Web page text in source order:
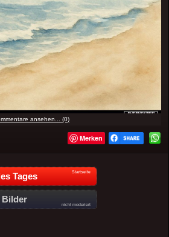
ansehen... (0)
Merken
Tages Startseite
Bilder
nicht moderiert